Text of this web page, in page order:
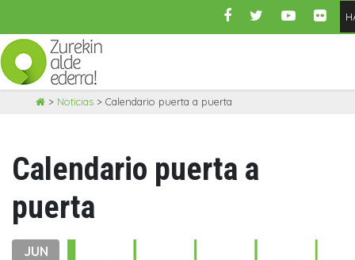
> Noticias > Calendario puerta a puerta
Calendario puerta a
puerta
JUN